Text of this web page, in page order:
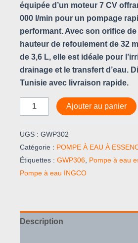
équipée d’un moteur 7 CV
000 l/min pour un pompage
performant. Avec son orifice de
hauteur de refoulement de 32
de 3,6 L, elle est idéale pour
drainage et le transfert d’eau.
Tunisie avec livraison rapide.
Ajouter au panier
UGS : GWP302
Catégorie : POMPE À EAU À
Étiquettes : GWP306, Pompe à eau
Pompe à eau INGCO
Description